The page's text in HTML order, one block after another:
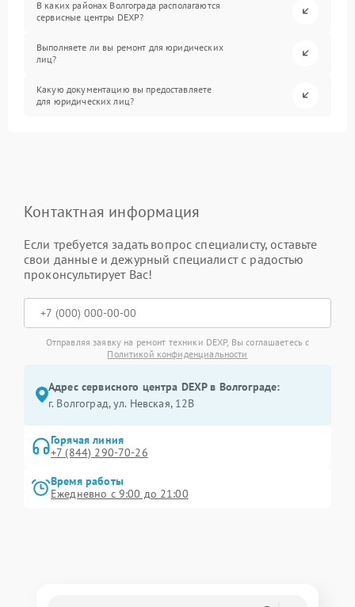
В каких районах Волгограда располагаются
сервисные центры DEXP?
Выполняете ли вы ремонт для юридических
лиц?
Какую документацию вы предоставляете
для юридических лиц?
Контактная информация
Если требуется задать вопрос специалисту, оставьте
свои данные и дежурный специалист с радостью
проконсультирует Вас!
Отправляя заявку на ремонт техники DEXP, Вы соглашаетесь с
Политикой конфиденциальности
Адрес сервисного центра DEXP в Волгограде:
г. Волгоград, ул. Невская, 12В
Горячая линия
+7 (844) 290-70-26
Время работы
Ежедневно с 9:00 до 21:00